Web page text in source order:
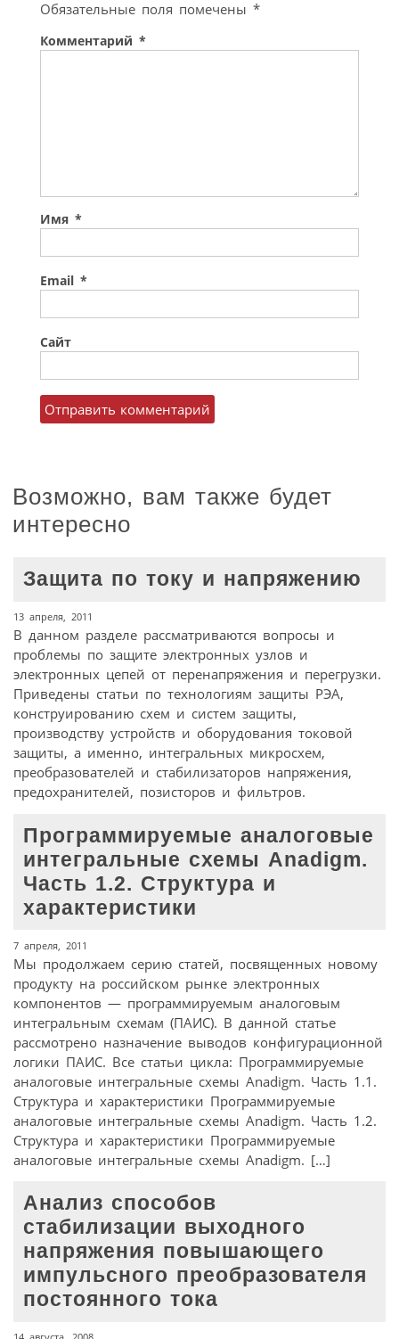
Обязательные поля помечены *
Комментарий *
Имя *
Email *
Сайт
Возможно, вам также будет
интересно
Защита по току и напряжению
13 апреля, 2011
В данном разделе рассматриваются вопросы и
проблемы по защите электронных узлов и
электронных цепей от перенапряжения и перегрузки.
Приведены статьи по технологиям защиты РЭА,
конструированию схем и систем защиты,
производству устройств и оборудования токовой
защиты, а именно, интегральных микросхем,
преобразователей и стабилизаторов напряжения,
предохранителей, позисторов и фильтров.
Программируемые аналоговые
интегральные схемы Anadigm.
Часть 1.2. Структура и
характеристики
7 апреля, 2011
Мы продолжаем серию статей, посвященных новому
продукту на российском рынке электронных
компонентов — программируемым аналоговым
интегральным схемам (ПАИС). В данной статье
рассмотрено назначение выводов конфигурационной
логики ПАИС. Все статьи цикла: Программируемые
аналоговые интегральные схемы Anadigm. Часть 1.1.
Структура и характеристики Программируемые
аналоговые интегральные схемы Anadigm. Часть 1.2.
Структура и характеристики Программируемые
аналоговые интегральные схемы Anadigm. […]
Анализ способов
стабилизации выходного
напряжения повышающего
импульсного преобразователя
постоянного тока